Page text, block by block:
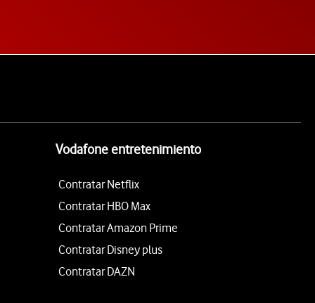
Vodafone entretenimiento
Contratar Netflix
Contratar HBO Max
Contratar Amazon Prime
Contratar Disney plus
Contratar DAZN